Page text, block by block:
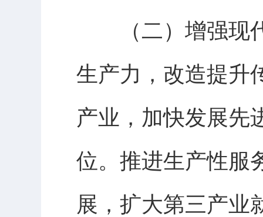
（二）增强现代
生产力，改造提升
产业，加快发展先
位。推进生产性服
展，扩大第三产业